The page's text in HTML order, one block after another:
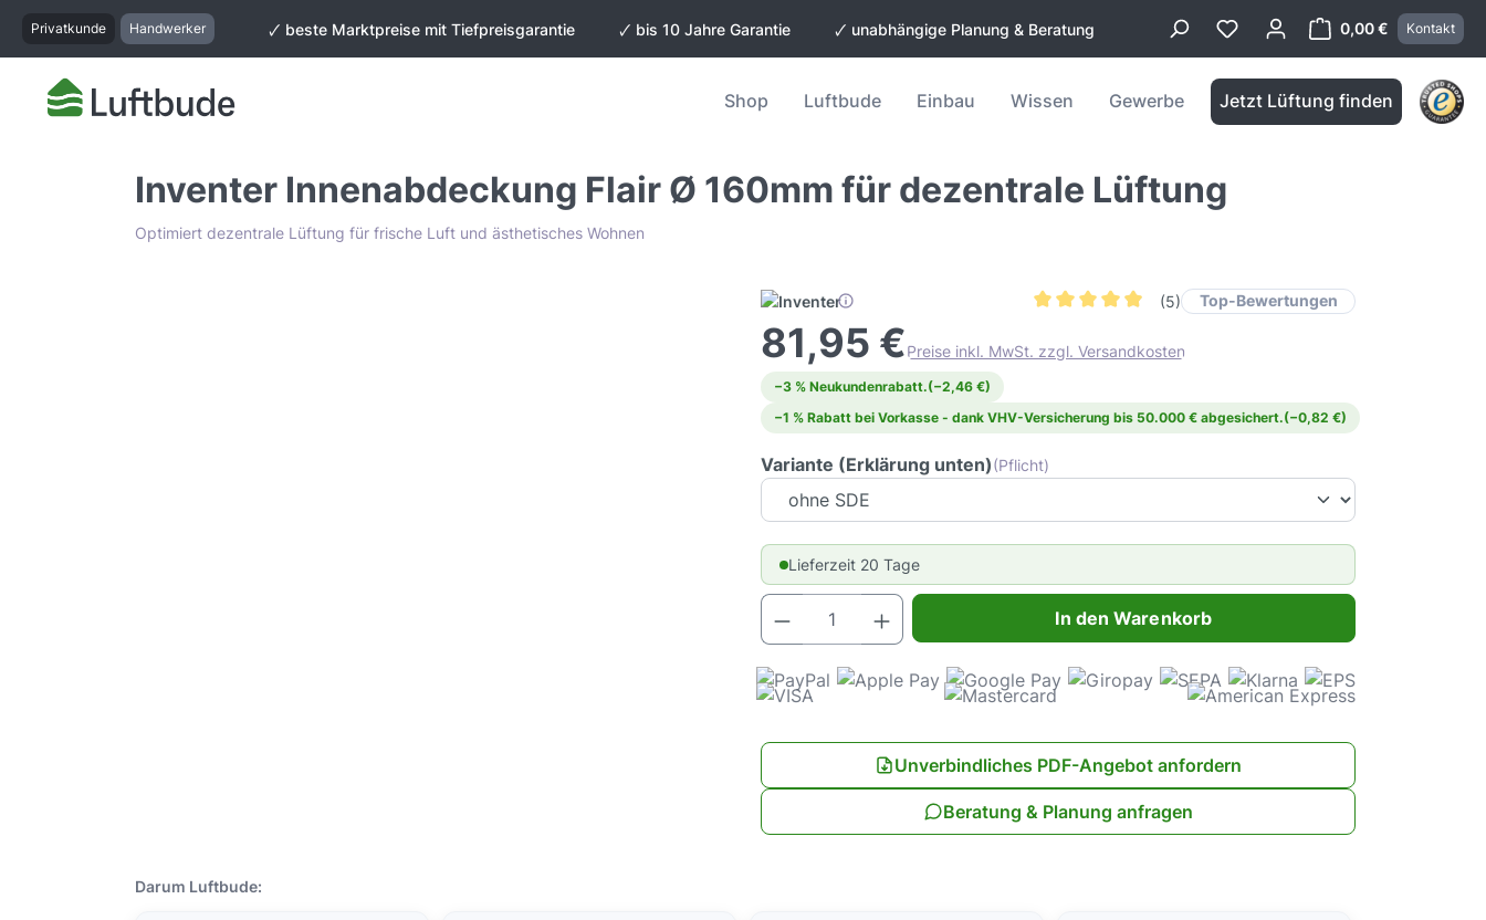
Zur Hauptnavigation springen
Privatkunde Handwerker 🗸 beste Marktpreise mit Tiefpreisgarantie 🗸 bis 10 Jahre Garantie 🗸 unabhängige Planung & Beratung 0,00 €
Warenkorb
Kontakt
Shop Luftbude Einbau Wissen Gewerbe Jetzt Lüftung finden
Inventer Innenabdeckung Flair Ø 160mm für dezentrale Lüftung
Optimiert dezentrale Lüftung für frische Luft und ästhetisches Wohnen
(5) Top-Bewertungen
81,95 €Preise inkl. MwSt. zzgl. Versandkosten
−3 % Neukundenrabatt.(−2,46 €)
−1 % Rabatt bei Vorkasse - dank VHV-Versicherung bis 50.000 € abgesichert.(−0,82 €)
Variante (Erklärung unten)(Pflicht)
Lieferzeit 20 Tage
Produkt Anzahl: Gib den gewünschten Wert ein oder benutze die Schaltflächen
In den Warenkorb
Unverbindliches PDF-Angebot anfordern
Beratung & Planung anfragen
Darum Luftbude: